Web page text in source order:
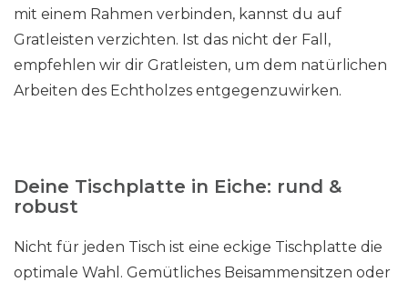
mit einem Rahmen verbinden, kannst du auf
Gratleisten verzichten. Ist das nicht der Fall,
empfehlen wir dir Gratleisten, um dem natürlichen
Arbeiten des Echtholzes entgegenzuwirken.
Deine Tischplatte in Eiche: rund &
robust
Nicht für jeden Tisch ist eine eckige Tischplatte die
optimale Wahl. Gemütliches Beisammensitzen oder